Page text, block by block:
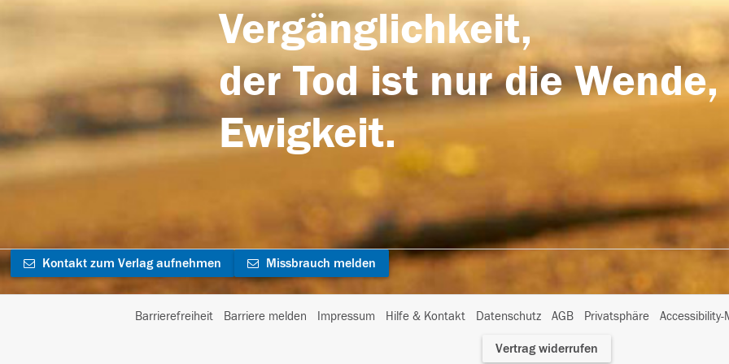
Vergänglichkeit,
der Tod ist nur die
Ewigkeit.
Kontakt zum Verlag aufnehmen Missbrauch melden
Barrierefreiheit Barriere melden Impressum Hilfe & Kontakt Datenschutz AGB Privatsphäre
I
Vertrag widerrufen